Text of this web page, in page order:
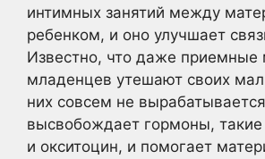
интимных занятий между
ребенком, и оно улучшает
Известно, что даже приемные
младенцев утешают своих
них совсем не
высвобождает гормоны,
и окситоцин, и помогает